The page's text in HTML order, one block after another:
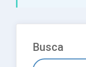
Busca